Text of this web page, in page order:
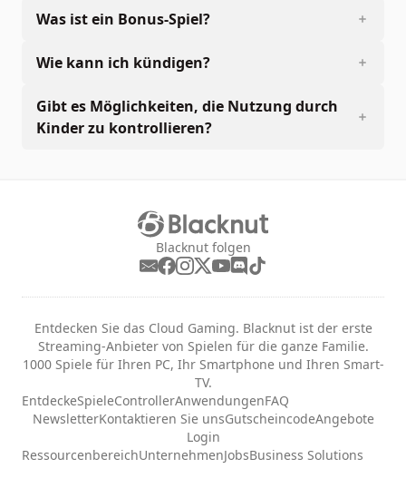
Was ist ein Bonus-Spiel?
Wie kann ich kündigen?
Gibt es Möglichkeiten, die Nutzung durch
Kinder zu kontrollieren?
Blacknut folgen
Entdecken Sie das Cloud Gaming. Blacknut ist der erste
Streaming-Anbieter von Spielen für die ganze Familie.
1000 Spiele für Ihren PC, Ihr Smartphone und Ihren Smart-
TV.
EntdeckeSpieleControllerAnwendungenFAQ
NewsletterKontaktieren Sie unsGutscheincodeAngebote
Login
RessourcenbereichUnternehmenJobsBusiness Solutions